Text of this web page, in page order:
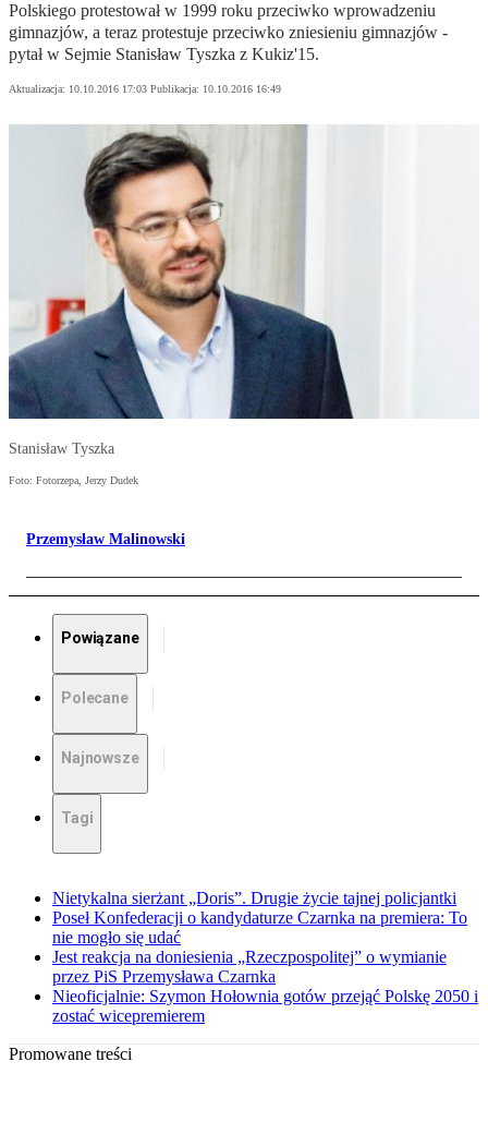
Polskiego protestował w 1999 roku przeciwko wprowadzeniu
gimnazjów, a teraz protestuje przeciwko zniesieniu gimnazjów -
pytał w Sejmie Stanisław Tyszka z Kukiz'15.
Aktualizacja: 10.10.2016 17:03 Publikacja: 10.10.2016 16:49
Stanisław Tyszka
Foto: Fotorzepa, Jerzy Dudek
Przemysław Malinowski
Powiązane
Polecane
Najnowsze
Tagi
Nietykalna sierżant „Doris”. Drugie życie tajnej policjantki
Poseł Konfederacji o kandydaturze Czarnka na premiera: To
nie mogło się udać
Jest reakcja na doniesienia „Rzeczpospolitej” o wymianie
przez PiS Przemysława Czarnka
Nieoficjalnie: Szymon Hołownia gotów przejąć Polskę 2050 i
zostać wicepremierem
Promowane treści